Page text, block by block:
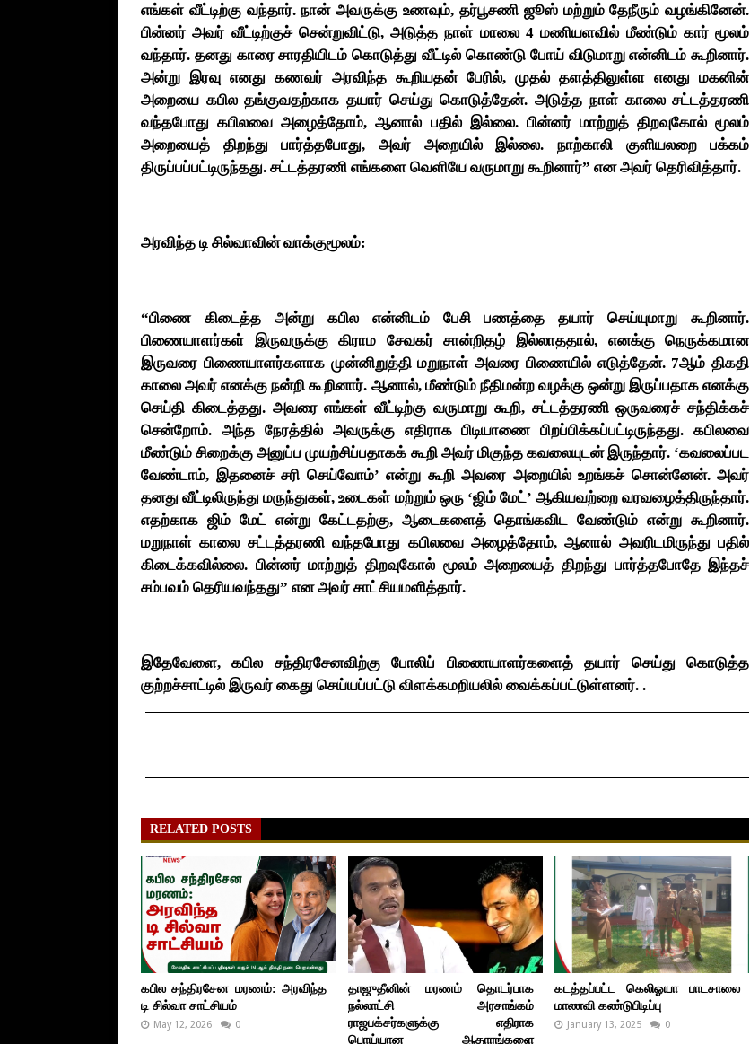
எங்கள் வீட்டிற்கு வந்தார். நான் அவருக்கு உணவும், தர்பூசணி ஜூஸ் மற்றும் தேநீரும் வழங்கினேன்.
பின்னர் அவர் வீட்டிற்குச் சென்றுவிட்டு, அடுத்த நாள் மாலை 4 மணியளவில் மீண்டும் கார் மூலம்
வந்தார். தனது காரை சாரதியிடம் கொடுத்து வீட்டில் கொண்டு போய் விடுமாறு என்னிடம் கூறினார்.
அன்று இரவு எனது கணவர் அரவிந்த கூறியதன் பேரில், முதல் தளத்திலுள்ள எனது மகனின்
அறையை கபில தங்குவதற்காக தயார் செய்து கொடுத்தேன். அடுத்த நாள் காலை சட்டத்தரணி
வந்தபோது கபிலவை அழைத்தோம், ஆனால் பதில் இல்லை. பின்னர் மாற்றுத் திறவுகோல் மூலம்
அறையைத் திறந்து பார்த்தபோது, அவர் அறையில் இல்லை. நாற்காலி குளியலறை பக்கம்
திருப்பப்பட்டிருந்தது. சட்டத்தரணி எங்களை வெளியே வருமாறு கூறினார்” என அவர் தெரிவித்தார்.
அரவிந்த டி சில்வாவின் வாக்குமூலம்:
“பிணை கிடைத்த அன்று கபில என்னிடம் பேசி பணத்தை தயார் செய்யுமாறு கூறினார்.
பிணையாளர்கள் இருவருக்கு கிராம சேவகர் சான்றிதழ் இல்லாததால், எனக்கு நெருக்கமான
இருவரை பிணையாளர்களாக முன்னிறுத்தி மறுநாள் அவரை பிணையில் எடுத்தேன். 7ஆம் திகதி
காலை அவர் எனக்கு நன்றி கூறினார். ஆனால், மீண்டும் நீதிமன்ற வழக்கு ஒன்று இருப்பதாக எனக்கு
செய்தி கிடைத்தது. அவரை எங்கள் வீட்டிற்கு வருமாறு கூறி, சட்டத்தரணி ஒருவரைச் சந்திக்கச்
சென்றோம். அந்த நேரத்தில் அவருக்கு எதிராக பிடியாணை பிறப்பிக்கப்பட்டிருந்தது. கபிலவை
மீண்டும் சிறைக்கு அனுப்ப முயற்சிப்பதாகக் கூறி அவர் மிகுந்த கவலையுடன் இருந்தார். ‘கவலைப்பட
வேண்டாம், இதனைச் சரி செய்வோம்’ என்று கூறி அவரை அறையில் உறங்கச் சொன்னேன். அவர்
தனது வீட்டிலிருந்து மருந்துகள், உடைகள் மற்றும் ஒரு ‘ஜிம் மேட்’ ஆகியவற்றை வரவழைத்திருந்தார்.
எதற்காக ஜிம் மேட் என்று கேட்டதற்கு, ஆடைகளைத் தொங்கவிட வேண்டும் என்று கூறினார்.
மறுநாள் காலை சட்டத்தரணி வந்தபோது கபிலவை அழைத்தோம், ஆனால் அவரிடமிருந்து பதில்
கிடைக்கவில்லை. பின்னர் மாற்றுத் திறவுகோல் மூலம் அறையைத் திறந்து பார்த்தபோதே இந்தச்
சம்பவம் தெரியவந்தது” என அவர் சாட்சியமளித்தார்.
இதேவேளை, கபில சந்திரசேனவிற்கு போலிப் பிணையாளர்களைத் தயார் செய்து கொடுத்த
குற்றச்சாட்டில் இருவர் கைது செய்யப்பட்டு விளக்கமறியலில் வைக்கப்பட்டுள்ளனர். .
RELATED POSTS
கபில சந்திரசேன மரணம்: அரவிந்த
டி சில்வா சாட்சியம்
May 12, 2026 0
தாஜுதீனின் மரணம் தொடர்பாக
நல்லாட்சி அரசாங்கம்
ராஜபக்சர்களுக்கு எதிராக
பொய்யான ஆதாரங்களை
கடத்தப்பட்ட கெலிஓயா பாடசாலை
மாணவி கண்டுபிடிப்பு
January 13, 2025 0